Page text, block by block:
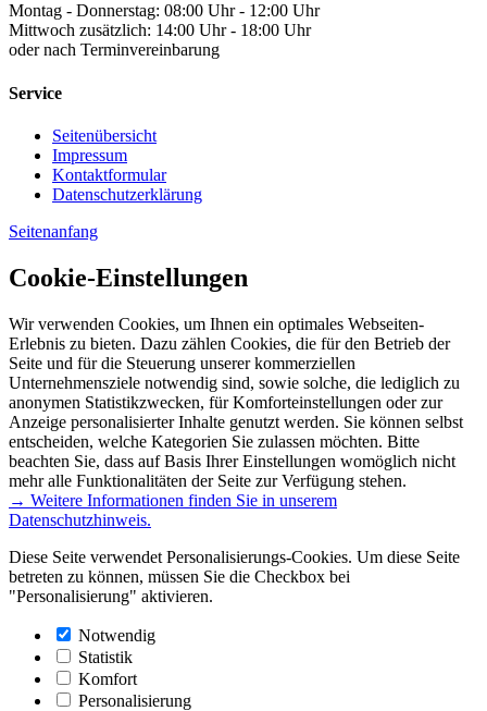
Montag - Donnerstag: 08:00 Uhr - 12:00 Uhr
Mittwoch zusätzlich: 14:00 Uhr - 18:00 Uhr
oder nach Terminvereinbarung
Service
Seitenübersicht
Impressum
Kontaktformular
Datenschutzerklärung
Seitenanfang
Cookie-Einstellungen
Wir verwenden Cookies, um Ihnen ein optimales Webseiten-
Erlebnis zu bieten. Dazu zählen Cookies, die für den Betrieb der
Seite und für die Steuerung unserer kommerziellen
Unternehmensziele notwendig sind, sowie solche, die lediglich zu
anonymen Statistikzwecken, für Komforteinstellungen oder zur
Anzeige personalisierter Inhalte genutzt werden. Sie können selbst
entscheiden, welche Kategorien Sie zulassen möchten. Bitte
beachten Sie, dass auf Basis Ihrer Einstellungen womöglich nicht
mehr alle Funktionalitäten der Seite zur Verfügung stehen.
→ Weitere Informationen finden Sie in unserem
Datenschutzhinweis.
Diese Seite verwendet Personalisierungs-Cookies. Um diese Seite
betreten zu können, müssen Sie die Checkbox bei
"Personalisierung" aktivieren.
Notwendig
Statistik
Komfort
Personalisierung